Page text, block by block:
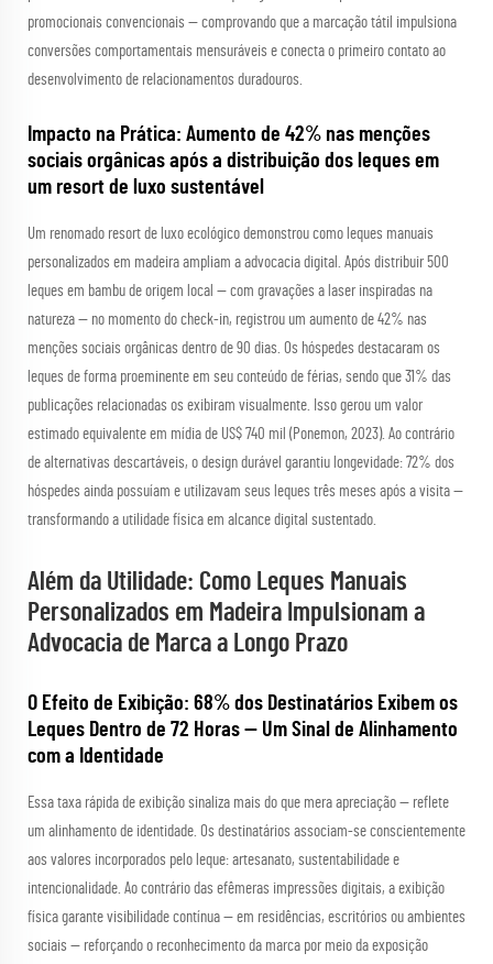
promocionais convencionais — comprovando que a marcação tátil impulsiona
conversões comportamentais mensuráveis e conecta o primeiro contato ao
desenvolvimento de relacionamentos duradouros.
Impacto na Prática: Aumento de 42% nas menções
sociais orgânicas após a distribuição dos leques em
um resort de luxo sustentável
Um renomado resort de luxo ecológico demonstrou como leques manuais
personalizados em madeira ampliam a advocacia digital. Após distribuir 500
leques em bambu de origem local — com gravações a laser inspiradas na
natureza — no momento do check-in, registrou um aumento de 42% nas
menções sociais orgânicas dentro de 90 dias. Os hóspedes destacaram os
leques de forma proeminente em seu conteúdo de férias, sendo que 31% das
publicações relacionadas os exibiram visualmente. Isso gerou um valor
estimado equivalente em mídia de US$ 740 mil (Ponemon, 2023). Ao contrário
de alternativas descartáveis, o design durável garantiu longevidade: 72% dos
hóspedes ainda possuíam e utilizavam seus leques três meses após a visita —
transformando a utilidade física em alcance digital sustentado.
Além da Utilidade: Como Leques Manuais
Personalizados em Madeira Impulsionam a
Advocacia de Marca a Longo Prazo
O Efeito de Exibição: 68% dos Destinatários Exibem os
Leques Dentro de 72 Horas — Um Sinal de Alinhamento
com a Identidade
Essa taxa rápida de exibição sinaliza mais do que mera apreciação — reflete
um alinhamento de identidade. Os destinatários associam-se conscientemente
aos valores incorporados pelo leque: artesanato, sustentabilidade e
intencionalidade. Ao contrário das efêmeras impressões digitais, a exibição
física garante visibilidade contínua — em residências, escritórios ou ambientes
sociais — reforçando o reconhecimento da marca por meio da exposição